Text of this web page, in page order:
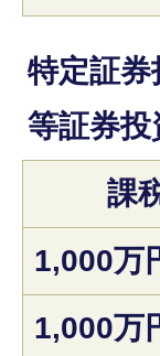
特定証
等証券投
課
1,000万
1,000万